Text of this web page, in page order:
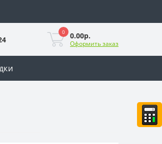
0 0.00р.
Оформить заказ